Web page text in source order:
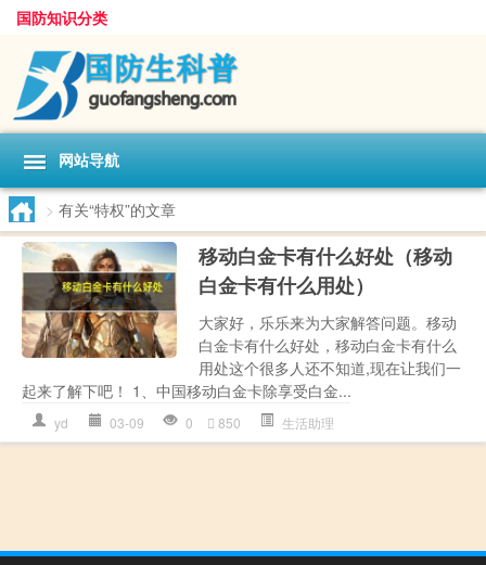
国防知识分类
网站导航
> 有关“特权”的文章
移动白金卡有什么好处（移动
白金卡有什么用处）
大家好，乐乐来为大家解答问题。移动
白金卡有什么好处，移动白金卡有什么
用处这个很多人还不知道,现在让我们一
起来了解下吧！ 1、中国移动白金卡除享受白金...
yd 03-09 0 850 生活助理